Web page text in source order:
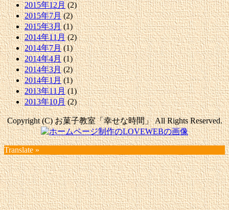
2015年12月(2)
2015年7月(2)
2015年3月(1)
2014年11月(2)
2014年7月(1)
2014年4月(1)
2014年3月(2)
2014年1月(1)
2013年11月(1)
2013年10月(2)
Copyright (C) お菓子教室「幸せな時間」 All Rights Reserved.
Translate »